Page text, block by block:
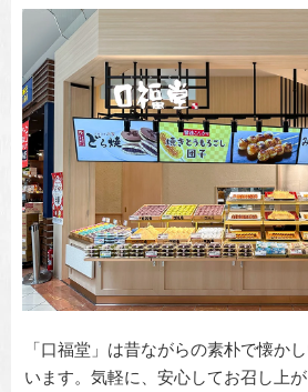
「口福堂」は昔ながらの素朴で懐か
います。気軽に、安心してお召し上